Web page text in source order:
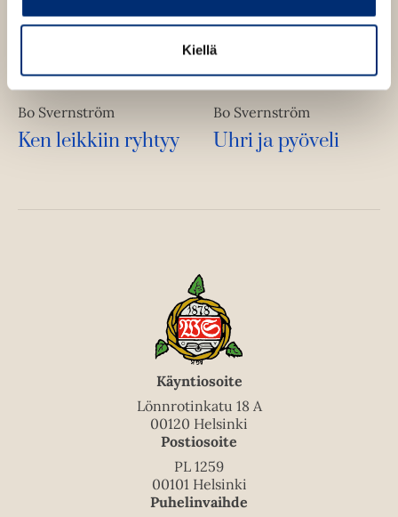
Kiellä
Bo Svernström
Ken leikkiin ryhtyy
Bo Svernström
Uhri ja pyöveli
Käyntiosoite
Lönnrotinkatu 18 A
00120 Helsinki
Postiosoite
PL 1259
00101 Helsinki
Puhelinvaihde